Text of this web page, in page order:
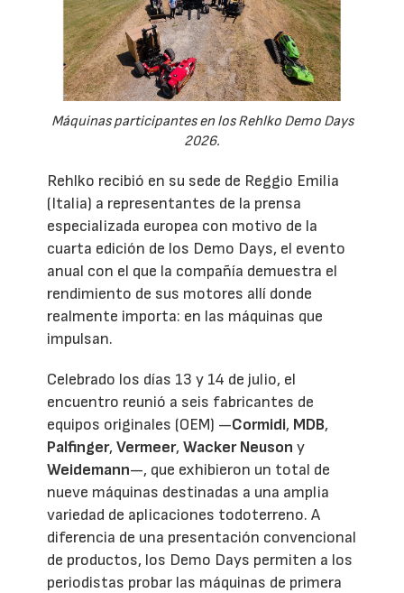
Máquinas participantes en los Rehlko Demo Days
2026.
Rehlko recibió en su sede de Reggio Emilia
(Italia) a representantes de la prensa
especializada europea con motivo de la
cuarta edición de los Demo Days, el evento
anual con el que la compañía demuestra el
rendimiento de sus motores allí donde
realmente importa: en las máquinas que
impulsan.
Celebrado los días 13 y 14 de julio, el
encuentro reunió a seis fabricantes de
equipos originales (OEM) —Cormidi, MDB,
Palfinger,Vermeer,Wacker Neuson y
Weidemann—, que exhibieron un total de
nueve máquinas destinadas a una amplia
variedad de aplicaciones todoterreno. A
diferencia de una presentación convencional
de productos, los Demo Days permiten a los
periodistas probar las máquinas de primera